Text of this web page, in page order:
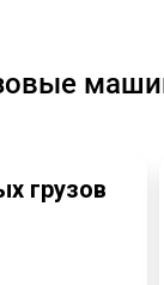
грузов